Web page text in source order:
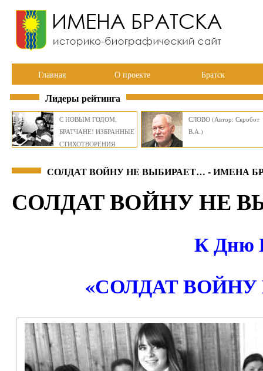
Главная О проекте Братск
Лидеры рейтинга
С НОВЫМ ГОДОМ,
БРАТЧАНЕ! ИЗБРАННЫЕ
СТИХОТВОРЕНИЯ
СЛОВО (Автор: Скробот
В.А.)
СОЛДАТ ВОЙНУ НЕ ВЫБИРАЕТ… - ИМЕНА
СОЛДАТ ВОЙНУ НЕ
К Дню
«СОЛДАТ